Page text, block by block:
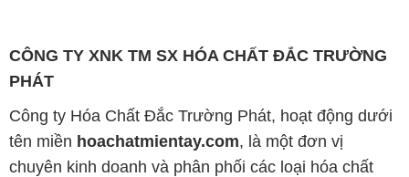
chuyên kinh doanh và phân phối các loại hóa chất
công nghiệp đa dạng, nhằm đáp ứng nhu cầu sử
dụng của khách hàng một cách tốt nhất.
Chúng tôi cam kết mang đến sự hài lòng và đáp ứng
mọi nhu cầu của khách hàng với tiêu chí hàng đầu.